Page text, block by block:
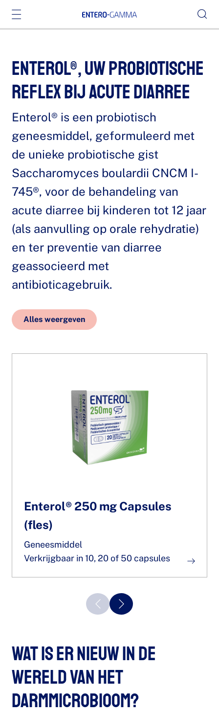
Enterol®, uw probiotische
reflex bij acute diarree
Enterol® is een probiotisch
geneesmiddel, geformuleerd met
de unieke probiotische gist
Saccharomyces boulardii CNCM I-
745®, voor de behandeling van
acute diarree bij kinderen tot 12 jaar
(als aanvulling op orale rehydratie)
en ter preventie van diarree
geassocieerd met
antibioticagebruik.
Alles weergeven
Enterol® 250 mg Capsules
(fles)
Geneesmiddel
Verkrijgbaar in 10, 20 of 50 capsules
Wat is er nieuw in de
wereld van het
darmmicrobioom?